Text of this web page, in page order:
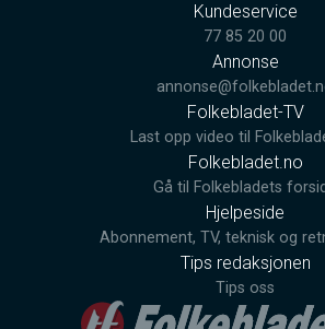
Kundeservice
77 85 20 00
Annonse
Folkebladet-TV
Last opp video til
Folkebladet.no
Gå til Folkebladets
Hjelpeside
Abonnement, TV, teknisk og
Tips redaksjonen
Tips oss